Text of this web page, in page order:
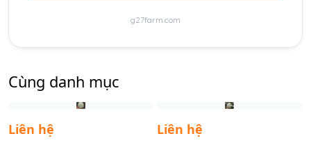
g27farm.com
Cùng danh mục
Liên hệ Liên hệ